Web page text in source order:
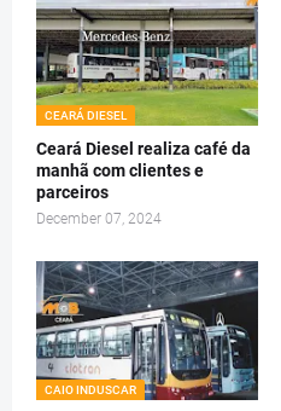
CEARÁ DIESEL
Ceará Diesel realiza café da
manhã com clientes e
parceiros
December 07, 2024
CAIO INDUSCAR